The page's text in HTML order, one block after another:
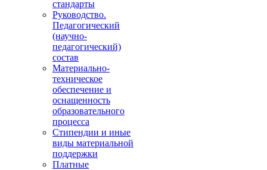
стандарты
Руководство.
Педагогический
(научно-
педагогический)
состав
Материально-
техническое
обеспечение и
оснащенность
образовательного
процесса
Стипендии и иные
виды материальной
поддержки
Платные